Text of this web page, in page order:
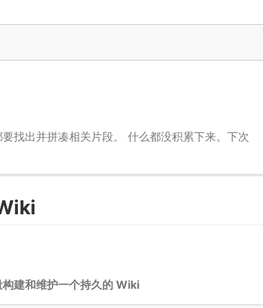
找出并拼凑相关片段。 什么都没积累下来。下次
建和维护一个持久的 Wiki